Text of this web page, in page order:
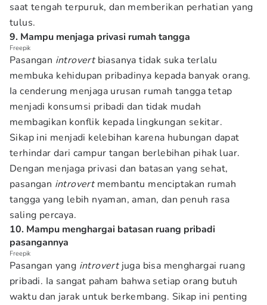
saat tengah terpuruk, dan memberikan perhatian yang
tulus.
9. Mampu menjaga privasi rumah tangga
Freepik
Pasangan introvertbiasanya tidak suka terlalu
membuka kehidupan pribadinya kepada banyak orang.
Ia cenderung menjaga urusan rumah tangga tetap
menjadi konsumsi pribadi dan tidak mudah
membagikan konflik kepada lingkungan sekitar.
Sikap ini menjadi kelebihan karena hubungan dapat
terhindar dari campur tangan berlebihan pihak luar.
Dengan menjaga privasi dan batasan yang sehat,
pasangan introvertmembantu menciptakan rumah
tangga yang lebih nyaman, aman, dan penuh rasa
saling percaya.
10. Mampu menghargai batasan ruang pribadi
pasangannya
Freepik
Pasangan yang introvertjuga bisa menghargai ruang
pribadi. Ia sangat paham bahwa setiap orang butuh
waktu dan jarak untuk berkembang. Sikap ini penting